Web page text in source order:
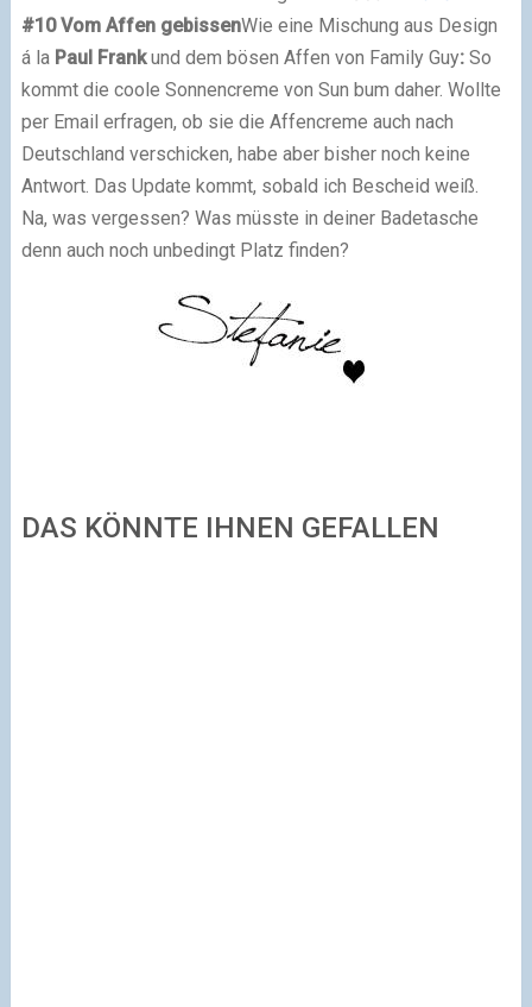
#10 Vom Affen gebissenWie eine Mischung aus Design
á la Paul Frankund dem bösen Affen von Family Guy:So
kommt die coole Sonnencreme von Sun bum daher. Wollte
per Email erfragen, ob sie die Affencreme auch nach
Deutschland verschicken, habe aber bisher noch keine
Antwort. Das Update kommt, sobald ich Bescheid weiß.
Na, was vergessen? Was müsste in deiner Badetasche
denn auch noch unbedingt Platz finden?
DAS KÖNNTE IHNEN GEFALLEN